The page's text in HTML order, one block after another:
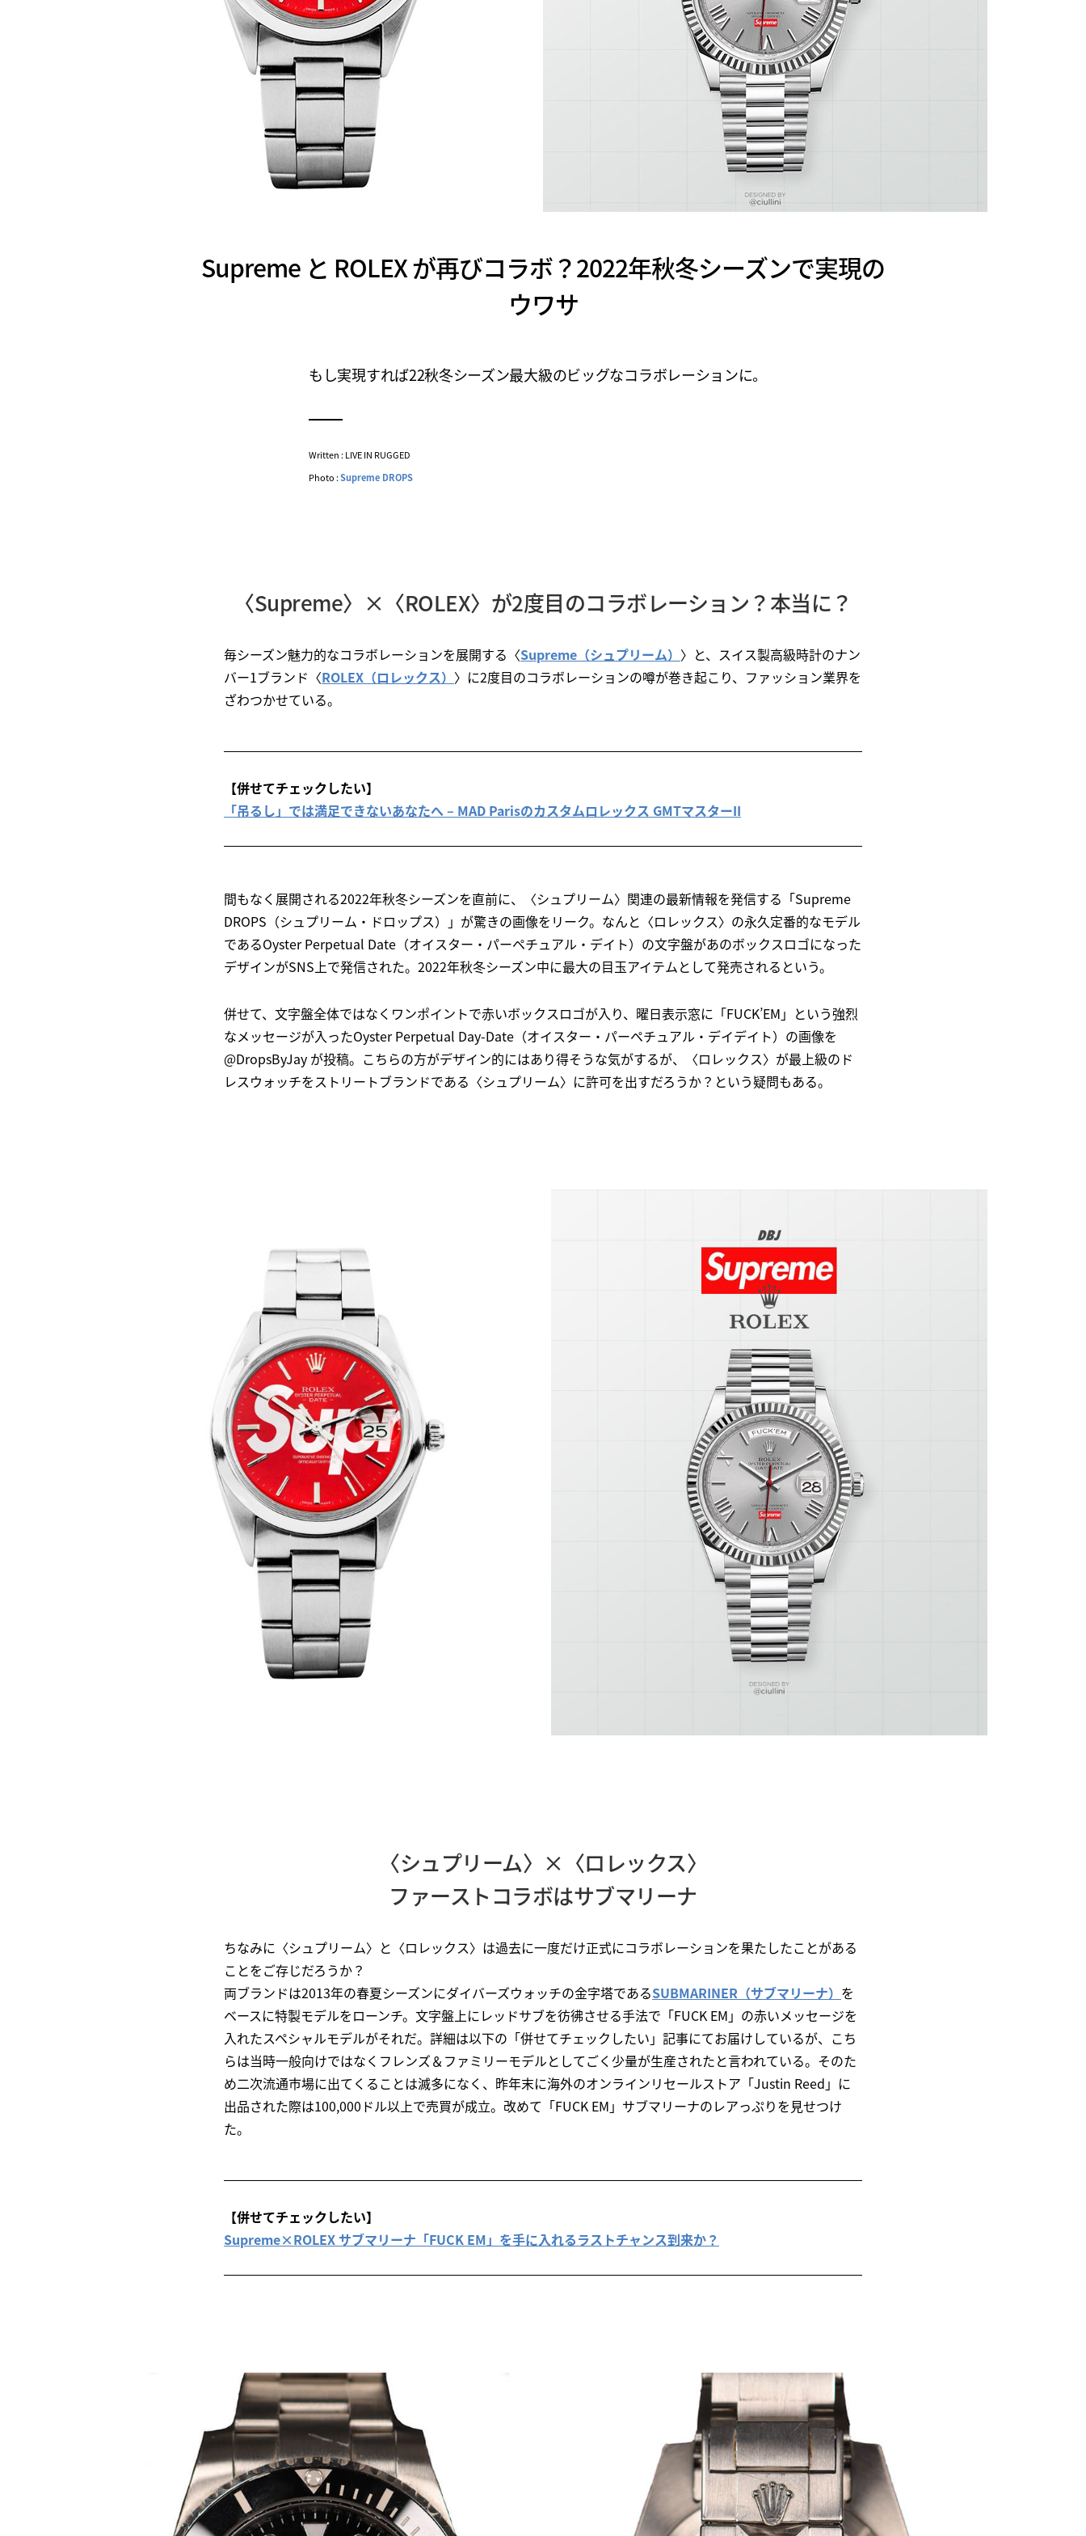
Supreme と ROLEX が再びコラボ？2022年秋冬シーズンで実現の
ウワサ
もし実現すれば22秋冬シーズン最大級のビッグなコラボレーションに。
Written : LIVE IN RUGGED
Photo :Supreme DROPS
〈Supreme〉×〈ROLEX〉が2度目のコラボレーション？本当に？
毎シーズン魅力的なコラボレーションを展開する〈Supreme（シュプリーム） 〉と、スイス製高級時計のナン
バー1ブランド〈ROLEX（ロレックス） 〉に2度目のコラボレーションの噂が巻き起こり、ファッション業界を
ざわつかせている。
【併せてチェックしたい】
「吊るし」では満足できないあなたへ – MAD Parisのカスタムロレックス GMTマスターII
間もなく展開される2022年秋冬シーズンを直前に、〈シュプリーム〉関連の最新情報を発信する「Supreme
DROPS（シュプリーム・ドロップス）」が驚きの画像をリーク。なんと〈ロレックス〉の永久定番的なモデル
であるOyster Perpetual Date（オイスター・パーペチュアル・デイト）の文字盤があのボックスロゴになった
デザインがSNS上で発信された。2022年秋冬シーズン中に最大の目玉アイテムとして発売されるという。
併せて、文字盤全体ではなくワンポイントで赤いボックスロゴが入り、曜日表示窓に「FUCK’EM」という強烈
なメッセージが入ったOyster Perpetual Day-Date（オイスター・パーペチュアル・デイデイト）の画像を
@DropsByJay が投稿。こちらの方がデザイン的にはあり得そうな気がするが、〈ロレックス〉が最上級のド
レスウォッチをストリートブランドである〈シュプリーム〉に許可を出すだろうか？という疑問もある。
〈シュプリーム〉×〈ロレックス〉
ファーストコラボはサブマリーナ
ちなみに〈シュプリーム〉と〈ロレックス〉は過去に一度だけ正式にコラボレーションを果たしたことがある
ことをご存じだろうか？
両ブランドは2013年の春夏シーズンにダイバーズウォッチの金字塔であるSUBMARINER（サブマリーナ） を
ベースに特製モデルをローンチ。文字盤上にレッドサブを彷彿させる手法で「FUCK EM」の赤いメッセージを
入れたスペシャルモデルがそれだ。詳細は以下の「併せてチェックしたい」記事にてお届けしているが、こち
らは当時一般向けではなくフレンズ＆ファミリーモデルとしてごく少量が生産されたと言われている。そのた
め二次流通市場に出てくることは滅多になく、昨年末に海外のオンラインリセールストア「Justin Reed」に
出品された際は100,000ドル以上で売買が成立。改めて「FUCK EM」サブマリーナのレアっぷりを見せつけ
た。
【併せてチェックしたい】
Supreme×ROLEX サブマリーナ「FUCK EM」を手に入れるラストチャンス到来か？